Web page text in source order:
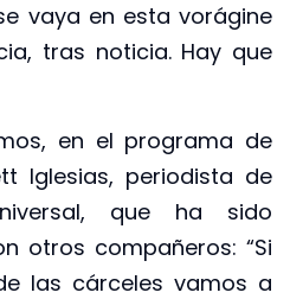
vaya en esta vorágine
tras noticia. Hay que
en el programa de
Iglesias, periodista de
que ha sido
otros compañeros: “Si
las cárceles vamos a